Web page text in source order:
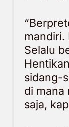
mandiri.
Selalu
sidang-
di mana
saja,